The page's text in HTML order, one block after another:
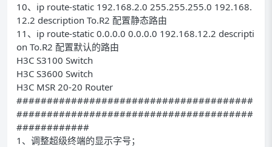
10、ip route-static 192.168.2.0 255.255.255.0 192.168.
12.2 description To.R2 配置静态路由
11、ip route-static 0.0.0.0 0.0.0.0 192.168.12.2 descripti
on To.R2 配置默认的路由
H3C S3100 Switch
H3C S3600 Switch
H3C MSR 20-20 Router
#######################################
#######################################
############
1、调整超级终端的显示字号；